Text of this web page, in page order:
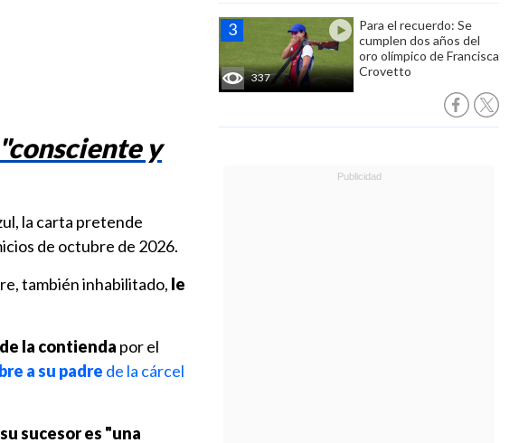
337
Para el recuerdo: Se
cumplen dos años del
oro olímpico de Francisca
Crovetto
y
la carta pretende
de octubre de 2026.
también inhabilitado, le
la contienda por el
a su padre de la cárcel
sucesor es "una